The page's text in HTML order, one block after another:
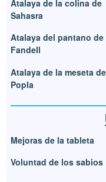
Atalaya de la colina de
Sahasra
Atalaya del pantano de
Fandell
Atalaya de la meseta de
Popla
Mejoras de la tableta
Voluntad de los sabios